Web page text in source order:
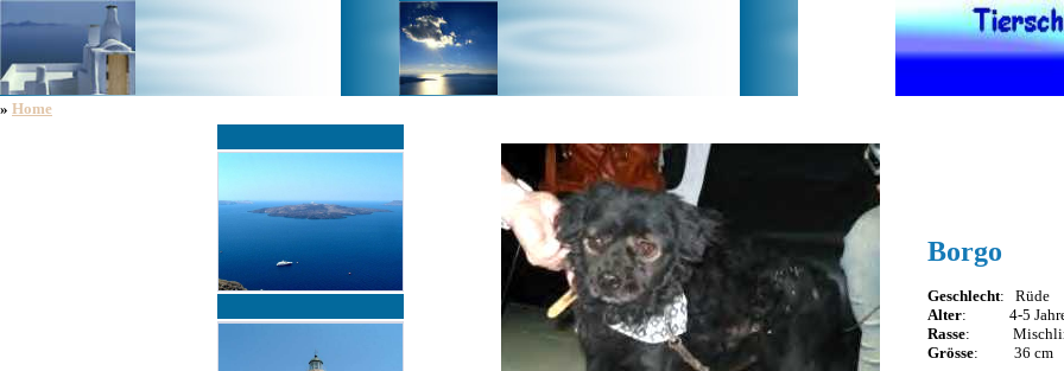
» Home
Borgo
Geschlecht: Rüde
Alter: 4-5
Rasse:
Grösse: 36 cm